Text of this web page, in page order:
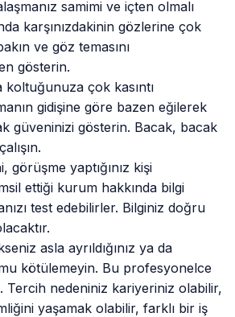
samimi ve içten olmalı
karşınızdakinin gözlerine çok
ve göz temasını
gösterin.
koltuğunuza çok kasıntı
gidişine göre bazen eğilerek
güveninizi gösterin. Bacak, bacak
görüşme yaptığınız kişi
ettiği kurum hakkında bilgi
test edebilirler. Bilginiz doğru
asla ayrıldığınız ya da
kötülemeyin. Bu profesyonelce
Tercih nedeniniz kariyeriniz olabilir,
yaşamak olabilir, farklı bir iş